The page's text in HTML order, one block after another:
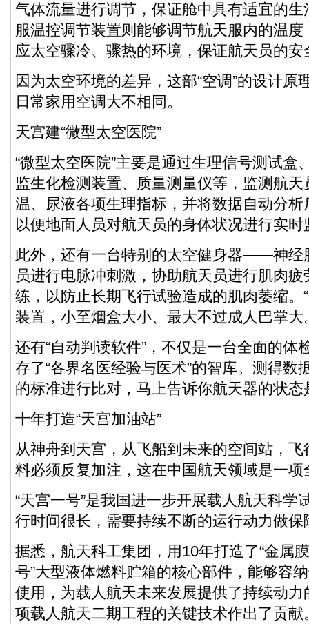
气体流量进行调节，保证舱中具有适宜的
服温控调节装置则能够调节航天服内的温
应太空骤冷、骤热的环境，保证航天员的安
因为太空环境的差异，这部“空调”的设计原
日常家用空调大不相同。
天宫建“微型太空医院”
“微型太空医院”主要是通过生理信号测试盒
监生化检测装置、质量测量仪等，监测航
温、尿液各项生理指标，并将数据自动分
以便地面人员对航天员的身体状况进行实时
此外，还有一台特别的太空健身器——神经
员进行电脉冲刺激，协助航天员进行肌肉
练，以防止长期飞行试验造成的肌肉萎缩。
装置，小至烟盒大小、最大不过成人巴掌大
还有“自动判读软件”，不仅是一台全面的体
存了“各界名医经验与医术”的智库。测得数
的标准进行比对，马上告诉你航天器的状态
十年打造“天宫加油站”
从神舟到天宫，从飞船到未来的空间站，
料必须反复加注，这在中国航天领域是一项
“天宫一号”是我国进一步开展载人航天科学
行时间很长，需要持续不断的运行动力做保
据悉，航天科工集团，用10年打造了“金属
号”大型液体燃料贮箱的核心部件，能够容
使用，为载人航天未来发展提供了持续动
项载人航天二期工程的关键技术作出了贡献